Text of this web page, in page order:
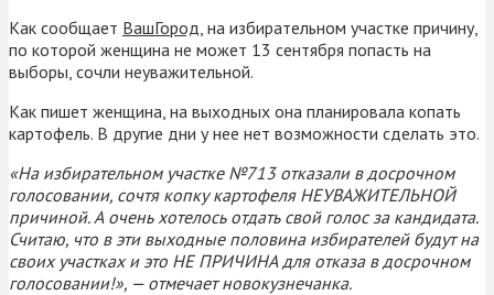
Как сообщает ВашГород , на избирательном участке причину,
по которой женщина не может 13 сентября попасть на
выборы, сочли неуважительной.
Как пишет женщина, на выходных она планировала копать
картофель. В другие дни у нее нет возможности сделать это.
«На избирательном участке №713 отказали в досрочном
голосовании, сочтя копку картофеля НЕУВАЖИТЕЛЬНОЙ
причиной. А очень хотелось отдать свой голос за кандидата.
Считаю, что в эти выходные половина избирателей будут на
своих участках и это НЕ ПРИЧИНА для отказа в досрочном
голосовании!», — отмечает новокузнечанка.